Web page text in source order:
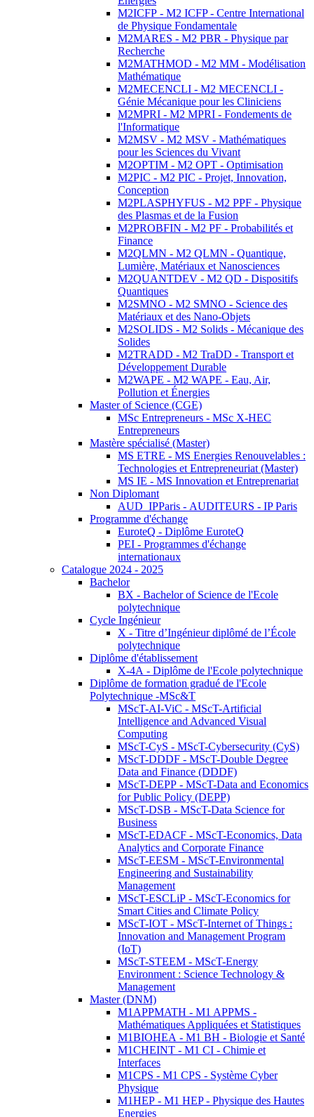
M2ICFP - M2 ICFP - Centre International
de Physique Fondamentale
M2MARES - M2 PBR - Physique par
Recherche
M2MATHMOD - M2 MM - Modélisation
Mathématique
M2MECENCLI - M2 MECENCLI -
Génie Mécanique pour les Cliniciens
M2MPRI - M2 MPRI - Fondements de
l'Informatique
M2MSV - M2 MSV - Mathématiques
pour les Sciences du Vivant
M2OPTIM - M2 OPT - Optimisation
M2PIC - M2 PIC - Projet, Innovation,
Conception
M2PLASPHYFUS - M2 PPF - Physique
des Plasmas et de la Fusion
M2PROBFIN - M2 PF - Probabilités et
Finance
M2QLMN - M2 QLMN - Quantique,
Lumière, Matériaux et Nanosciences
M2QUANTDEV - M2 QD - Dispositifs
Quantiques
M2SMNO - M2 SMNO - Science des
Matériaux et des Nano-Objets
M2SOLIDS - M2 Solids - Mécanique des
Solides
M2TRADD - M2 TraDD - Transport et
Développement Durable
M2WAPE - M2 WAPE - Eau, Air,
Pollution et Énergies
Master of Science (CGE)
MSc Entrepreneurs - MSc X-HEC
Entrepreneurs
Mastère spécialisé (Master)
MS ETRE - MS Energies Renouvelables :
Technologies et Entrepreneuriat (Master)
MS IE - MS Innovation et Entreprenariat
Non Diplomant
AUD_IPParis - AUDITEURS - IP Paris
Programme d'échange
EuroteQ - Diplôme EuroteQ
PEI - Programmes d'échange
internationaux
Catalogue 2024 - 2025
Bachelor
BX - Bachelor of Science de l'Ecole
polytechnique
Cycle Ingénieur
X - Titre d’Ingénieur diplômé de l’École
polytechnique
Diplôme d'établissement
X-4A - Diplôme de l'Ecole polytechnique
Diplôme de formation gradué de l'Ecole
Polytechnique -MSc&T
MScT-AI-ViC - MScT-Artificial
Intelligence and Advanced Visual
Computing
MScT-CyS - MScT-Cybersecurity (CyS)
MScT-DDDF - MScT-Double Degree
Data and Finance (DDDF)
MScT-DEPP - MScT-Data and Economics
for Public Policy (DEPP)
MScT-DSB - MScT-Data Science for
Business
MScT-EDACF - MScT-Economics, Data
Analytics and Corporate Finance
MScT-EESM - MScT-Environmental
Engineering and Sustainability
Management
MScT-ESCLiP - MScT-Economics for
Smart Cities and Climate Policy
MScT-IOT - MScT-Internet of Things :
Innovation and Management Program
(IoT)
MScT-STEEM - MScT-Energy
Environment : Science Technology &
Management
Master (DNM)
M1APPMATH - M1 APPMS -
Mathématiques Appliquées et Statistiques
M1BIOHEA - M1 BH - Biologie et Santé
M1CHEINT - M1 CI - Chimie et
Interfaces
M1CPS - M1 CPS - Système Cyber
Physique
M1HEP - M1 HEP - Physique des Hautes
Energies